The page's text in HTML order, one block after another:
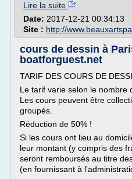
Lire la suite
Date: 2017-12-21 00:34:13
Site : http://
cours de dessin à
boatforguest.net
TARIF DES COURS DE
Le tarif varie selon le nombre
Les cours peuvent être
groupés.
Réduction de 50% !
Si les cours ont lieu au
leur montant (y compris des
seront remboursés au titre
(en fournissant à